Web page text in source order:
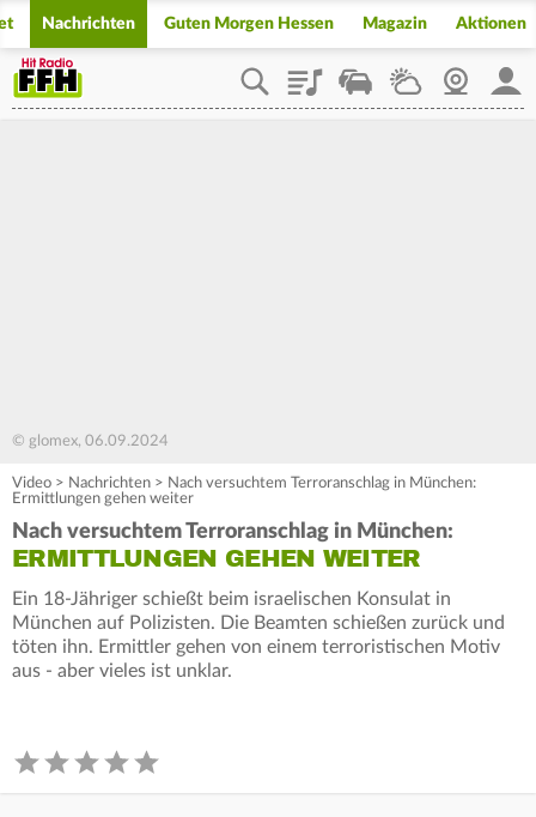
Nachrichten Guten Morgen Hessen Magazin Aktionen
PlaylistStaupilotWetterWebcam
© glomex, 06.09.2024
Video > Nachrichten > Nach versuchtem Terroranschlag in München:
Ermittlungen gehen weiter
Nach versuchtem Terroranschlag in München:
ERMITTLUNGEN GEHEN WEITER
Ein 18-Jähriger schießt beim israelischen Konsulat in
München auf Polizisten. Die Beamten schießen zurück und
töten ihn. Ermittler gehen von einem terroristischen Motiv
aus - aber vieles ist unklar.